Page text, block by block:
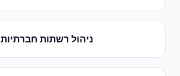
ניהול רשתות חברתיות